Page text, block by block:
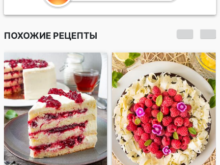
ПОХОЖИЕ РЕЦЕПТЫ
Заварной торт с
шоколадным и
малиновым кремом